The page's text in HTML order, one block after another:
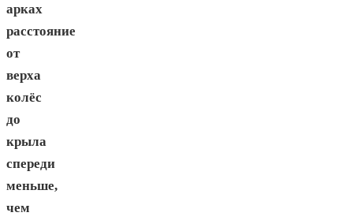
арках
расстояние
от
верха
колёс
до
крыла
спереди
меньше,
чем